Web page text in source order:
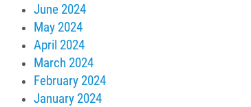
June 2024
May 2024
April 2024
March 2024
February 2024
January 2024